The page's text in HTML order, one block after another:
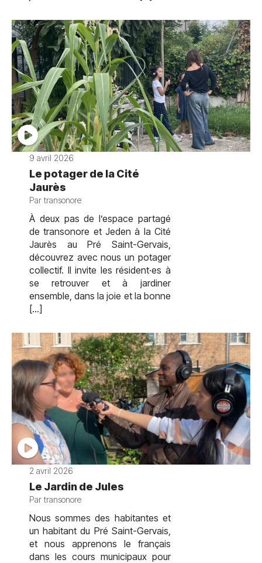
9 avril 2026
Le potager de la Cité
Jaurès
Par transonore
À deux pas de l’espace partagé
de transonore et Jeden à la Cité
Jaurès au Pré Saint-Gervais,
découvrez avec nous un potager
collectif. Il invite les résident·es à
se retrouver et à jardiner
ensemble, dans la joie et la bonne
[…]
2 avril 2026
Le Jardin de Jules
Par transonore
Nous sommes des habitantes et
un habitant du Pré Saint-Gervais,
et nous apprenons le français
dans les cours municipaux pour